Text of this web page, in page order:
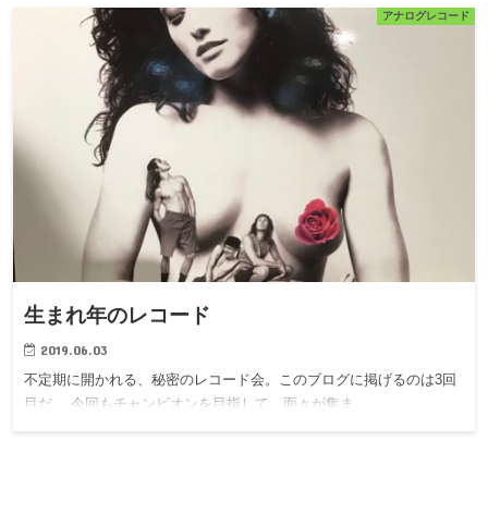
アナログレコード
生まれ年のレコード
2019.06.03
不定期に開かれる、秘密のレコード会。このブログに掲げるのは3回
目だ。 今回もチャンピオンを目指して、面々が集ま…